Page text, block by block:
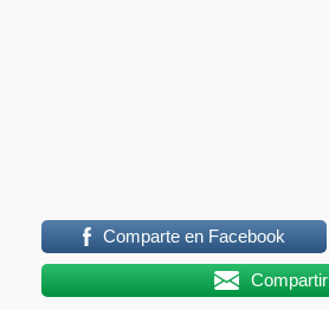
Comparte en Facebook
Compartir